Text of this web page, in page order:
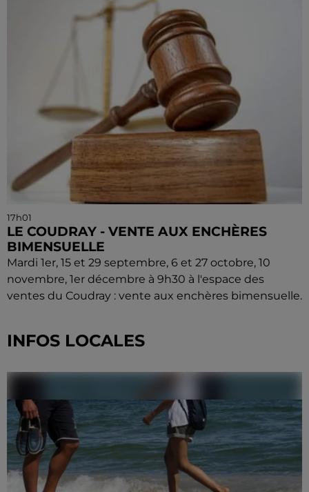
17h01
LE COUDRAY - VENTE AUX ENCHÈRES
BIMENSUELLE
Mardi 1er, 15 et 29 septembre, 6 et 27 octobre, 10
novembre, 1er décembre à 9h30 à l'espace des
ventes du Coudray : vente aux enchères bimensuelle.
INFOS LOCALES